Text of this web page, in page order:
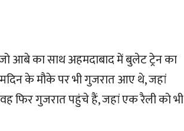
आबे का साथ अहमदाबाद में बुलेट ट्रेन का
के मौके पर भी गुजरात आए थे, जहां
फिर गुजरात पहुंचे हैं, जहां एक रैली को भी